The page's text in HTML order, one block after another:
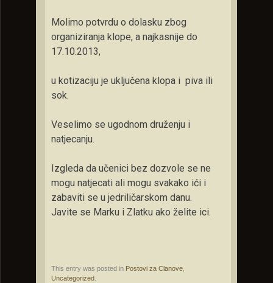
Molimo potvrdu o dolasku zbog
organiziranja klope, a najkasnije do
17.10.2013,
u kotizaciju je uključena klopa i piva ili
sok.
Veselimo se ugodnom druženju i
natjecanju.
Izgleda da učenici bez dozvole se ne
mogu natjecati ali mogu svakako ići i
zabaviti se u jedriličarskom danu.
Javite se Marku i Zlatku ako želite ici.
This entry was posted in Postovi za Clanove,
Uncategorized.